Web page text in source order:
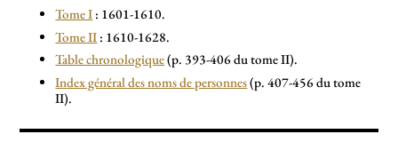
Tome I : 1601-1610.
Tome II : 1610-1628.
Table chronologique(p. 393-406 du tome II).
Index général des noms de personnes(p. 407-456 du tome
II).